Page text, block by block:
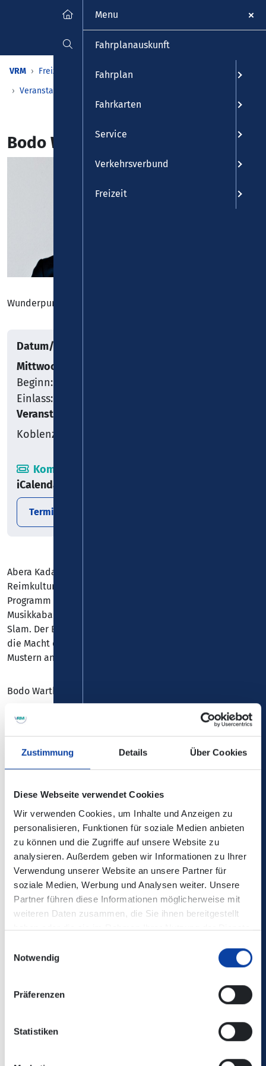
Zustimmung Details Über Cookies
Diese Webseite verwendet Cookies
Wir verwenden Cookies, um Inhalte und Anzeigen zu
personalisieren, Funktionen für soziale Medien anbieten
zu können und die Zugriffe auf unsere Website zu
analysieren. Außerdem geben wir Informationen zu Ihrer
Verwendung unserer Website an unsere Partner für
soziale Medien, Werbung und Analysen weiter. Unsere
Partner führen diese Informationen möglicherweise mit
weiteren Daten zusammen, die Sie ihnen bereitgestellt
haben oder die sie im Rahmen Ihrer Nutzung der Dienste
Notwendig
Präferenzen
Statistiken
VRM Freizeit
Veranstaltungen & Kalender
Veranstaltungen
Bodo Wartke
Wunderpunkt
Datum/Uhrzeit
Mittwoch, 03.06.2026
Beginn: 20:00
Einlass: 18:30
Veranstaltungsort
Koblenz
Kombiticket
iCalendar
Termin exportieren
Abera Kadabera! Feiner Sprachwitz, überraschende
Reimkultur und virtuoses Klavierspiel – das siebte
Programm von Bodo Wartke bietet unterhaltsames
Musikkabarett und wortakrobatischen Zungenbrecher-
Slam. Der Entertainer und Poet setzt das Staunen gegen
die Macht der Gewohnheit, stellt Humor den alten
Mustern an die Seite. Leichtigkeit! – Warum nicht?
Bodo Wartke bringt es auf den Wunderpunkt!
1. Kategorie: Sitzplatz vorderer Bereich, freie Platzwahl
2. Kategorie: Sitzplatz hinterer Bereich, freie Platzwahl
Einlass: 18.30 Uhr
Abendkassenpreise:
Sitzplatz im vorderen Bereich: 52,00 €
Sitzplatz im hinteren Bereich: 45,00 €
Ticketpreis inklusive Busshuttle aus der Innenstadt auf
die Festung - mehr Infos folgen
Ort: Open-Air auf der Sparkassenbühne, Festung
finden Sie unter
Menu
Fahrplanauskunft
Fahrplan
Fahrkarten
Service
Verkehrsverbund
Freizeit